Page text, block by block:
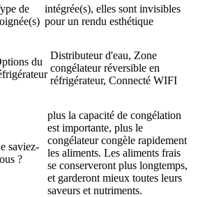
de
intégrée(s), elles sont invisibles
pour un rendu esthétique
du
Distributeur d'eau, Zone
congélateur réversible en
réfrigérateur, Connecté WIFI
saviez-
?
plus la capacité de congélation
est importante, plus le
congélateur congèle rapidement
les aliments. Les aliments frais
se conserveront plus longtemps,
et garderont mieux toutes leurs
saveurs et nutriments.